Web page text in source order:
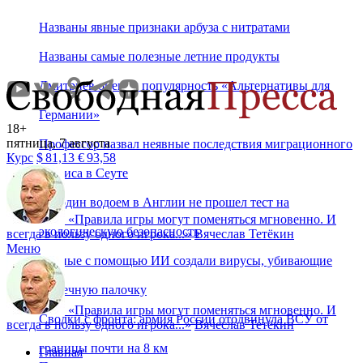
Названы явные признаки арбуза с нитратами
Названы самые полезные летние продукты
Дмитриев оценил популярность «Альтернативы для
Германии»
Профессор назвал неявные последствия миграционного
кризиса в Сеуте
Ни один водоем в Англии не прошел тест на
экологическую безопасность
Ученые с помощью ИИ создали вирусы, убивающие
кишечную палочку
Сводки с фронта: армия России отодвинула ВСУ от
границы почти на 8 км
18+
пятница, 7 августа
Курс $81,13 €93,58
«Правила игры могут поменяться мгновенно. И
всегда в пользу одного игрока...» Вячеслав Тетёкин
Меню
«Правила игры могут поменяться мгновенно. И
всегда в пользу одного игрока...» Вячеслав Тетёкин
Главная